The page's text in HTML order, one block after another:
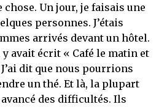
chose. Un jour, je faisais une
personnes. J’étais
arrivés devant un hôtel.
avait écrit « Café le matin et
dit que nous pourrions
un thé. Et là, la plupart
des difficultés. Ils